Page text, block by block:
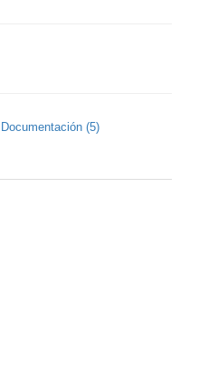
Documentación (5)